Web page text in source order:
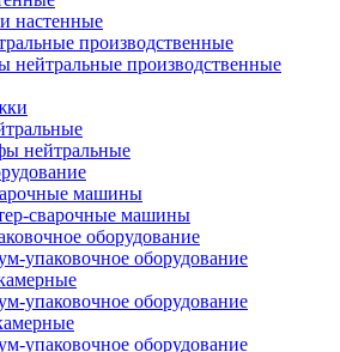
настенные
производственные
нейтральные производственные
нейтральные
машины
сварочные машины
оборудование
упаковочное оборудование
упаковочное оборудование
упаковочное оборудование